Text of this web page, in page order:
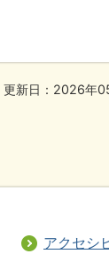
更新日：2026年
アクセシ